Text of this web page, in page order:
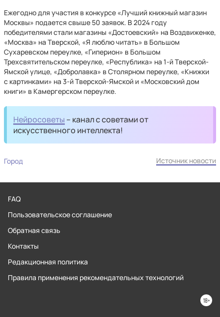
Ежегодно для участия в конкурсе «Лучший книжный магазин
Москвы» подается свыше 50 заявок. В 2024 году
победителями стали магазины «Достоевский» на Воздвиженке,
«Москва» на Тверской, «Я люблю читать» в Большом
Сухаревском переулке, «Гиперион» в Большом
Трехсвятительском переулке, «Республика» на 1-й Тверской-
Ямской улице, «Добролавка» в Столярном переулке, «Книжки
с картинками» на 3-й Тверской-Ямской и «Московский дом
книги» в Камергерском переулке.
Нейросоветы – канал с советами от
искусственного интеллекта!
Город Источник новости
FAQ
Пользовательское соглашение
Обратная связь
Контакты
Редакционная политика
Правила применения рекомендательных технологий